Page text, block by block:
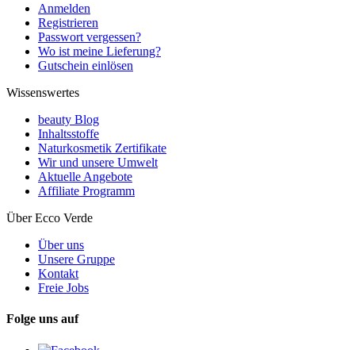
Anmelden
Registrieren
Passwort vergessen?
Wo ist meine Lieferung?
Gutschein einlösen
Wissenswertes
beauty Blog
Inhaltsstoffe
Naturkosmetik Zertifikate
Wir und unsere Umwelt
Aktuelle Angebote
Affiliate Programm
Über Ecco Verde
Über uns
Unsere Gruppe
Kontakt
Freie Jobs
Folge uns auf